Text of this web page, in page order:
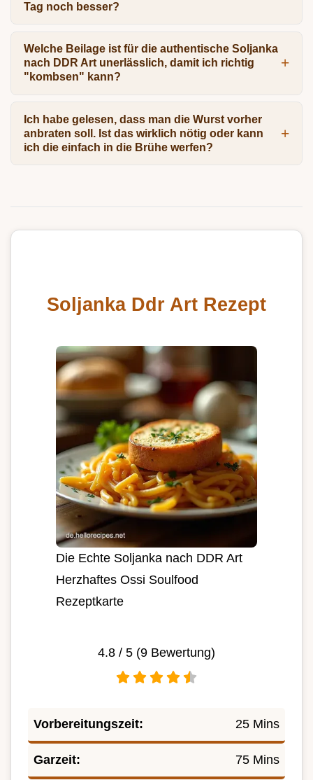
Tag noch besser?
Welche Beilage ist für die authentische Soljanka
nach DDR Art unerlässlich, damit ich richtig
"kombsen" kann?
Ich habe gelesen, dass man die Wurst vorher
anbraten soll. Ist das wirklich nötig oder kann
ich die einfach in die Brühe werfen?
Soljanka Ddr Art Rezept
Die Echte Soljanka nach DDR Art
Herzhaftes Ossi Soulfood
Rezeptkarte
4.8 / 5 (9 Bewertung)
Vorbereitungszeit: 25 Mins
Garzeit: 75 Mins